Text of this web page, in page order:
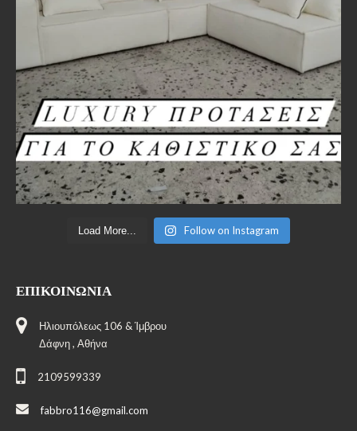
Load More... Follow on Instagram
ΕΠΙΚΟΙΝΩΝΊΑ
Ηλιουπόλεως 106 & Ίμβρου
Δάφνη , Αθήνα
2109599339
fabbro116@gmail.com